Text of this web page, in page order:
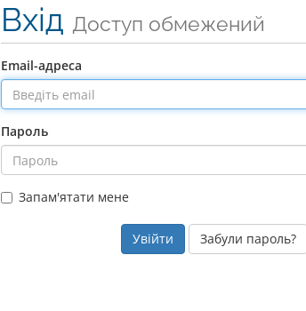
Вхід Доступ обмежений
Email-адреса
Пароль
Запам'ятати мене
Забули пароль?